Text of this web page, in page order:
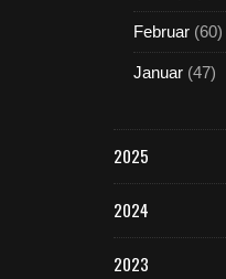
Februar (60)
Januar (47)
2025
2024
2023